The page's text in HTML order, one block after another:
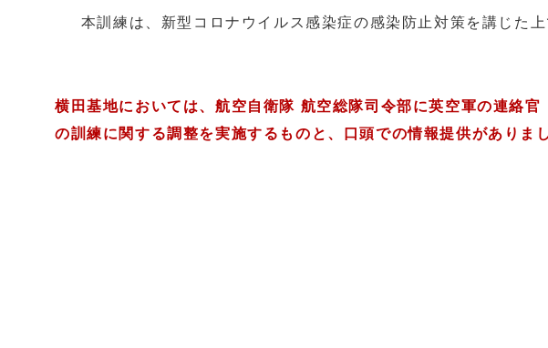
本訓練は、新型コロナウイルス感染症の感染防止対策を講じた上
横田基地においては、航空自衛隊 航空総隊司令部に英空軍の連絡
の訓練に関する調整を実施するものと、口頭での情報提供がありまし